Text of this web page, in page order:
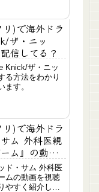
)で海外ドラ
ザ・ニッ
信してる？
Knick/ザ・ニッ
る方法をわかり
ます。
)で海外ドラ
ム 外科医親
ム』の動画
ド・サム 外科医
ムの動画を視聴
やすく紹介して